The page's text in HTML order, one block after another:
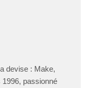
devise : Make,
1996, passionné